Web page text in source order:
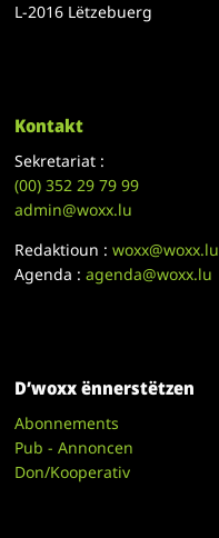
L-2016 Lëtzebuerg
Kontakt
Sekretariat :
(00)352 29 79 99
admin@woxx.lu
Redaktioun :woxx@woxx.lu
Agenda :agenda@woxx.lu
D’woxx ënnerstëtzen
Abonnements
Pub - Annoncen
Don/Kooperativ